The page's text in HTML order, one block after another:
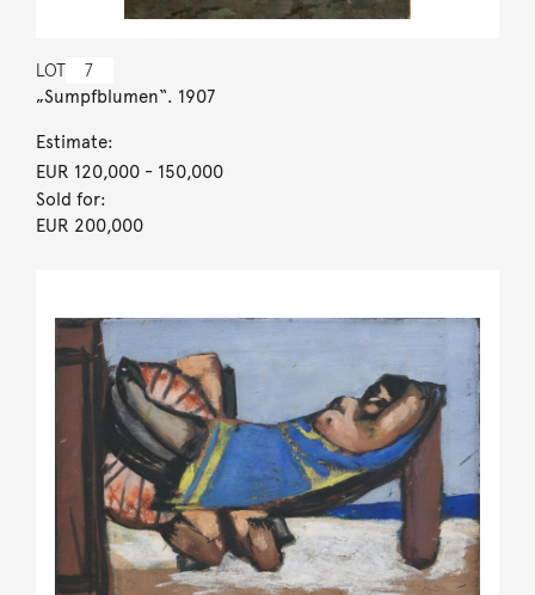
LOT 7
„Sumpfblumen“. 1907
Estimate:
EUR 120,000- 150,000
Sold for:
EUR 200,000